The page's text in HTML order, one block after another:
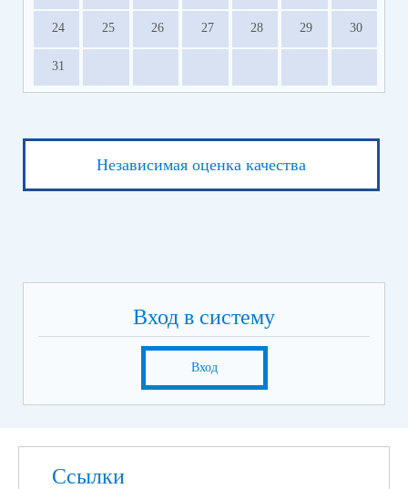
24 25 26 27 28 29 30
31
Независимая оценка качества
Вход в систему
Вход
Ссылки